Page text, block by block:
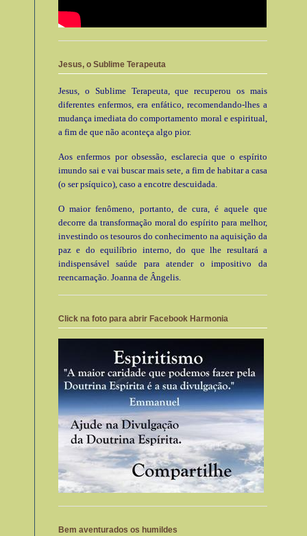
Jesus, o Sublime Terapeuta
Jesus, o Sublime Terapeuta, que recuperou os mais
diferentes enfermos, era enfático, recomendando-lhes a
mudança imediata do comportamento moral e espiritual,
a fim de que não aconteça algo pior.
Aos enfermos por obsessão, esclarecia que o espírito
imundo sai e vai buscar mais sete, a fim de habitar a casa
(o ser psíquico), caso a encotre descuidada.
O maior fenômeno, portanto, de cura, é aquele que
decorre da transformação moral do espírito para melhor,
investindo os tesouros do conhecimento na aquisição da
paz e do equilíbrio interno, do que lhe resultará a
indispensável saúde para atender o impositivo da
reencarnação. Joanna de Ângelis.
Click na foto para abrir Facebook Harmonia
Bem aventurados os humildes